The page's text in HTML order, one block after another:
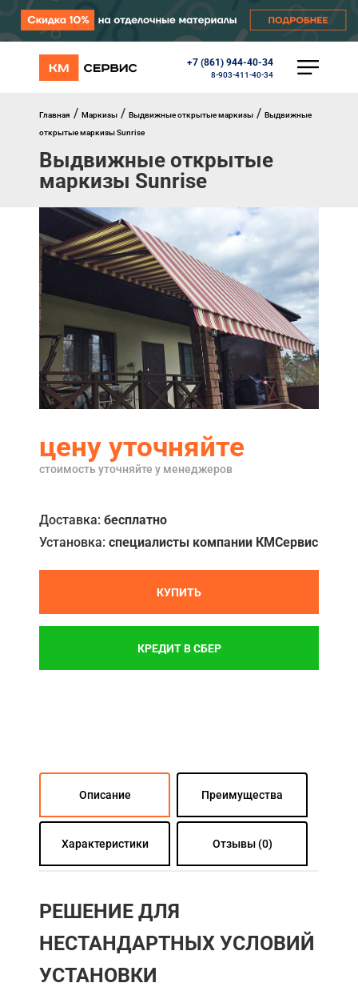
+7 (861) 944-40-34
8-903-411-40-34
КАТАЛОГ
Перегрузочное оборудование
Уличные калитки
Шлагбаумы
Противопожарные ворота
Противопожарные шторы
Внешняя солнцезащита
Комплектующие
Маркизы
Окна, порталы, двери
Главная
Акции
Ремонт
Кредит
О компании
Отзывы
Главная / Маркизы / Выдвижные открытые маркизы / Выдвижные
открытые маркизы Sunrise
Выдвижные открытые
маркизы Sunrise
цену уточняйте
стоимость уточняйте у менеджеров
Доставка: бесплатно
Установка: специалисты компании КМСервис
КУПИТЬ
КРЕДИТ В СБЕР
Описание Преимущества
Характеристики Отзывы (0)
РЕШЕНИЕ ДЛЯ
НЕСТАНДАРТНЫХ УСЛОВИЙ
УСТАНОВКИ